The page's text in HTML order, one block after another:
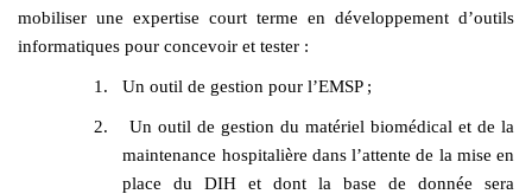
mobiliser une expertise court terme en développement d’outils
informatiques pour concevoir et tester :
1. Un outil de gestion pour l’EMSP ;
2.
Un outil de gestion du matériel biomédical et de la
maintenance hospitalière dans l’attente de la mise en
place du DIH et dont la base de donnée sera